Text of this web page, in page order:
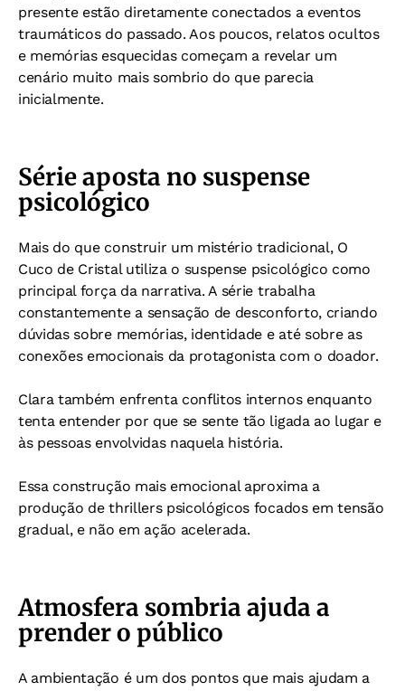
presente estão diretamente conectados a eventos
traumáticos do passado. Aos poucos, relatos ocultos
e memórias esquecidas começam a revelar um
cenário muito mais sombrio do que parecia
inicialmente.
Série aposta no suspense
psicológico
Mais do que construir um mistério tradicional, O
Cuco de Cristal utiliza o suspense psicológico como
principal força da narrativa. A série trabalha
constantemente a sensação de desconforto, criando
dúvidas sobre memórias, identidade e até sobre as
conexões emocionais da protagonista com o doador.
Clara também enfrenta conflitos internos enquanto
tenta entender por que se sente tão ligada ao lugar e
às pessoas envolvidas naquela história.
Essa construção mais emocional aproxima a
produção de thrillers psicológicos focados em tensão
gradual, e não em ação acelerada.
Atmosfera sombria ajuda a
prender o público
A ambientação é um dos pontos que mais ajudam a